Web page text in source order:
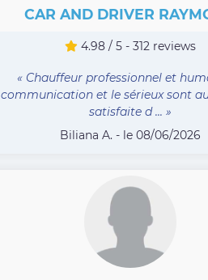
CAR AND DRIVER
4.98 / 5 - 312 reviews
« Chauffeur professionnel et
communication et le sérieux sont
satisfaite d ... »
Biliana A. - le 08/06/2026